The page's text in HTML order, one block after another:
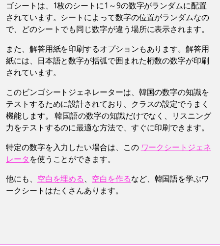
ゴシートは、1枚のシートに1～9の数字がランダムに配置
されています。シートによって数字の位置がランダムなの
で、どのシートでも同じ数字が違う場所に表示されます。
また、解答用紙を印刷するオプションもあります。解答用
紙には、日本語と数字が括弧で囲まれた桁数の数字が印刷
されています。
このビンゴシートジェネレーターは、韓国の数字の知識を
テストするために設計されており、クラスの設定でうまく
機能します。 韓国語の数字の知識だけでなく、リスニング
力をテストするのに最適な方法で、すぐに印刷できます。
特定の数字を入力したい場合は、この ワークシートジェネ
レータ を使うことができます。
他にも、 空白を埋める、 空白を作るなど、韓国語を学ぶワ
ークシートはたくさんあります。